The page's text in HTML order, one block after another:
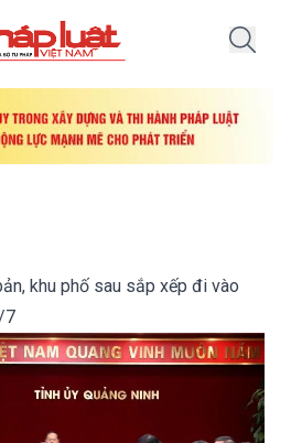
khu phố sau sắp xếp đi vào
7